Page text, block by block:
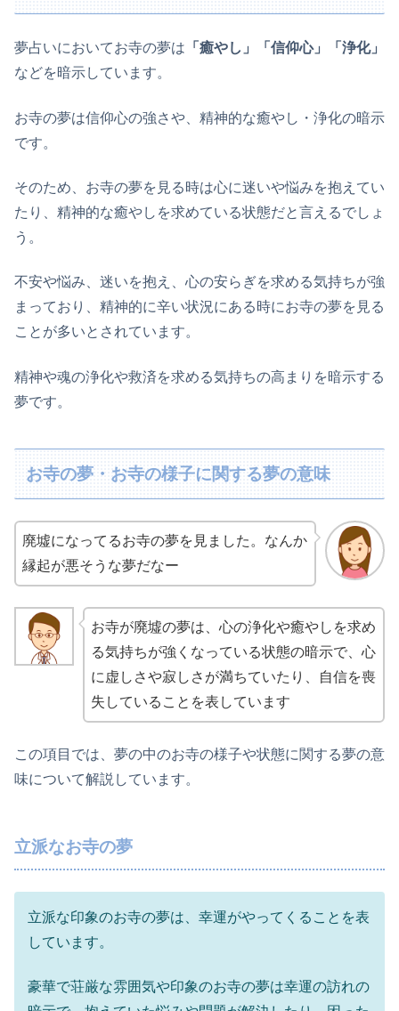
夢占いにおいてお寺の夢は 「癒やし」「信仰心」「浄化」
などを暗示しています。
お寺の夢は信仰心の強さや、精神的な癒やし・浄化の暗示
です。
そのため、お寺の夢を見る時は心に迷いや悩みを抱えてい
たり、精神的な癒やしを求めている状態だと言えるでしょ
う。
不安や悩み、迷いを抱え、心の安らぎを求める気持ちが強
まっており、精神的に辛い状況にある時にお寺の夢を見る
ことが多いとされています。
精神や魂の浄化や救済を求める気持ちの高まりを暗示する
夢です。
お寺の夢・お寺の様子に関する夢の意味
廃墟になってるお寺の夢を見ました。なんか
縁起が悪そうな夢だなー
お寺が廃墟の夢は、心の浄化や癒やしを求め
る気持ちが強くなっている状態の暗示で、心
に虚しさや寂しさが満ちていたり、自信を喪
失していることを表しています
この項目では、夢の中のお寺の様子や状態に関する夢の意
味について解説しています。
立派なお寺の夢
立派な印象のお寺の夢は、幸運がやってくることを表
しています。
豪華で荘厳な雰囲気や印象のお寺の夢は幸運の訪れの